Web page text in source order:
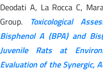
Deodati A, La Rocca C,
Group. Toxicological
Bisphenol A (BPA) and
Juvenile Rats at
Evaluation of the Synergic,